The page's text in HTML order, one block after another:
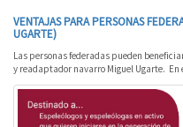
VENTAJAS PARA PERSONAS
UGARTE)
Las personas federadas pueden
y readaptador navarro Miguel Ugarte.